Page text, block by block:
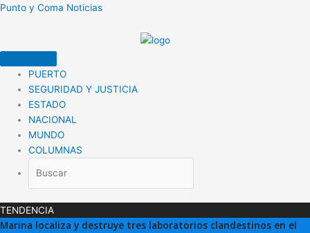
Ir
Punto y Coma Noticias
PUERTO
SEGURIDAD Y JUSTICIA
ESTADO
NACIONAL
MUNDO
COLUMNAS
TENDENCIA
Marina localiza y destruye tres laboratorios clandestinos en el